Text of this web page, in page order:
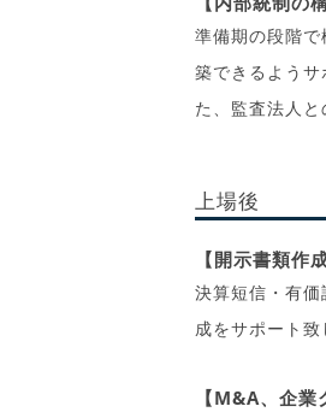
準備期の段階
築できるよう
た、監査法人
上場後
【開示書類作
決算短信・有
成をサポート
【M&A、企業